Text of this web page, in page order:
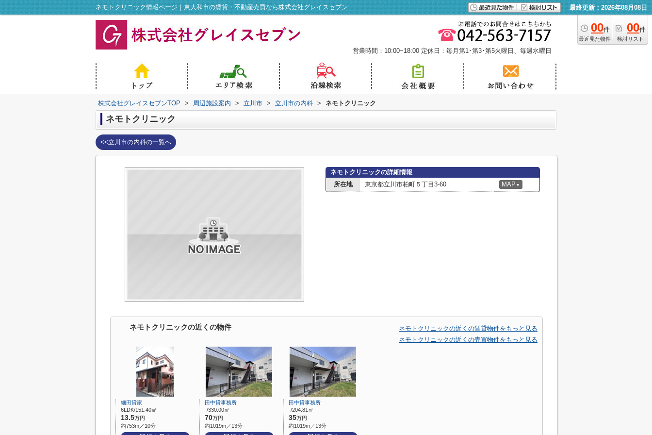
ネモトクリニック情報ページ｜東大和市の賃貸・不動産売買なら株式会社グレイスセブン 最終更新：2026年08月08日
00件
最近見た物件
00件
検討リスト
営業時間：10:00~18:00 定休日：毎月第1･第3･第5火曜日、毎週水曜日
株式会社グレイスセブンTOP > 周辺施設案内 > 立川市 > 立川市の内科 > ネモトクリニック
ネモトクリニック
<<立川市の内科の一覧へ
ネモトクリニックの詳細情報
所在地
東京都立川市柏町５丁目3-60 MAP ▼
ネモトクリニックの近くの物件
ネモトクリニックの近くの賃貸物件をもっと見る
ネモトクリニックの近くの売買物件をもっと見る
細田貸家
6LDK/151.40㎡
13.5万円
約753m／10分
田中貸事務所
-/330.00㎡
70万円
約1019m／13分
田中貸事務所
-/204.81㎡
35万円
約1019m／13分